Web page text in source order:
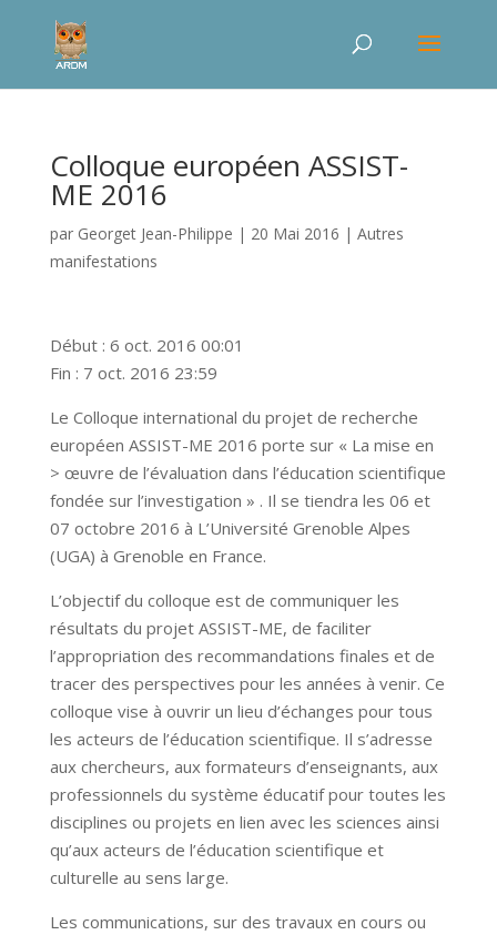
Colloque européen ASSIST-
ME 2016
par Georget Jean-Philippe | 20 Mai 2016 | Autres
manifestations
Début : 6 oct. 2016 00:01
Fin : 7 oct. 2016 23:59
Le Colloque international du projet de recherche
européen ASSIST-ME 2016 porte sur « La mise en
> œuvre de l’évaluation dans l’éducation scientifique
fondée sur l’investigation » . Il se tiendra les 06 et
07 octobre 2016 à L’Université Grenoble Alpes
(UGA) à Grenoble en France.
L’objectif du colloque est de communiquer les
résultats du projet ASSIST-ME, de faciliter
l’appropriation des recommandations finales et de
tracer des perspectives pour les années à venir. Ce
colloque vise à ouvrir un lieu d’échanges pour tous
les acteurs de l’éducation scientifique. Il s’adresse
aux chercheurs, aux formateurs d’enseignants, aux
professionnels du système éducatif pour toutes les
disciplines ou projets en lien avec les sciences ainsi
qu’aux acteurs de l’éducation scientifique et
culturelle au sens large.
Les communications, sur des travaux en cours ou